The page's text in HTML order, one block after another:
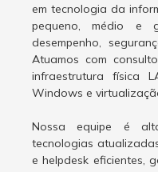
em tecnologia da
pequeno, médio e
desempenho,
Atuamos com
infraestrutura física
Windows e
Nossa equipe é
tecnologias
e helpdesk eficientes,